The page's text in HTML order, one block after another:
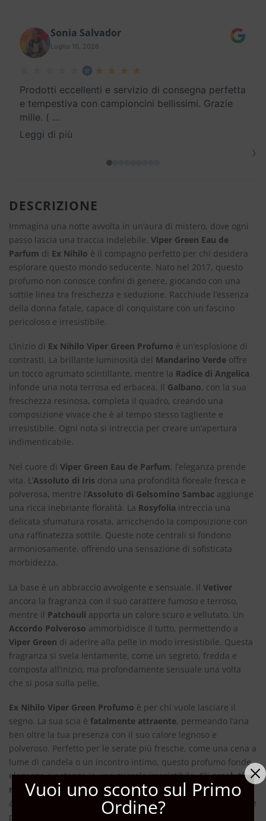
Sonia Salvador
Luglio 16, 2026
Prodotti eccellenti e servizio di consegna perfetta
e tempestiva con campioncini bellissimi. Grazie
mille. ( …
Leggi di più
›
DESCRIZIONE
Immagina una notte avvolta in un’aura di mistero, dove ogni
passo lascia una traccia indelebile. Viper Green Eau de
Parfum di Ex Nihilo è il compagno perfetto per chi desidera
esplorare questo mondo seducente. Nato nel 2017, questo
profumo non conosce confini di genere, giocando con una
sottile linea tra freschezza e seduzione. Racchiude l’essenza
della donna fatale, capace di conquistare con un fascino
pericoloso e irresistibile.
L’inizio di Ex Nihilo Viper Green Profumo è un’esplosione di
contrasti. La brillante luminosità del Mandarino Verde offre
un tocco agrumato scintillante, mentre la Radice di Angelica
infonde una nota terrosa ed erbacea. Il Galbano, con la sua
freschezza resinosa, completa il quadro, creando una
composizione vivace che è al tempo stesso tagliente e
irresistibile. Ogni nota si intreccia per creare un’apertura
indimenticabile.
Nel cuore di Viper Green Eau de Parfum, l’eleganza prende
vita. L’Assoluto di Iris dona una profondità floreale fresca e
polverosa, mentre l’Assoluto di Gelsomino Sambac aggiunge
una ricca inebriante floralità. La Rosyfolia intreccia una
delicata sfumatura rosata, arricchendo la composizione con
una raffinatezza sottile. Queste note centrali si fondono
armoniosamente, offrendo una sensazione di sofisticata
morbidezza.
La base è un abbraccio avvolgente e sensuale. Il Vetiver
ancora la fragranza con il suo carattere fumoso e terroso,
mentre il Patchouli apporta un calore scuro e vellutato. Un
Accordo Polveroso ammorbidisce il tutto, permettendo a
Viper Green di aderire alla pelle in modo irresistibile. Questa
fragranza si svela lentamente, come un segreto, fredda e
composta all’inizio, ma profondamente sensuale una volta
che si posa sulla pelle.
Ex Nihilo Viper Green Profumo è per chi vuole lasciare il
segno. La sua scia è fatalmente attraente, permeando l’aria
ben oltre la tua presenza con il suo calore legnoso e
polveroso. Perfetto per le serate più fresche, come una cena a
lume di candela o un incontro intimo, questo profumo fonde
eleganza e potenza in una miscela irresistibile. Gliassoluti
rari
e le note avvolgentiparlano di un autentico sapere
artigianale, rendendolo una scelta naturale sia per donne che
per uomini che sanno muoversi nel mondo con un fascino
Vuoi uno sconto sul Primo
Ordine?